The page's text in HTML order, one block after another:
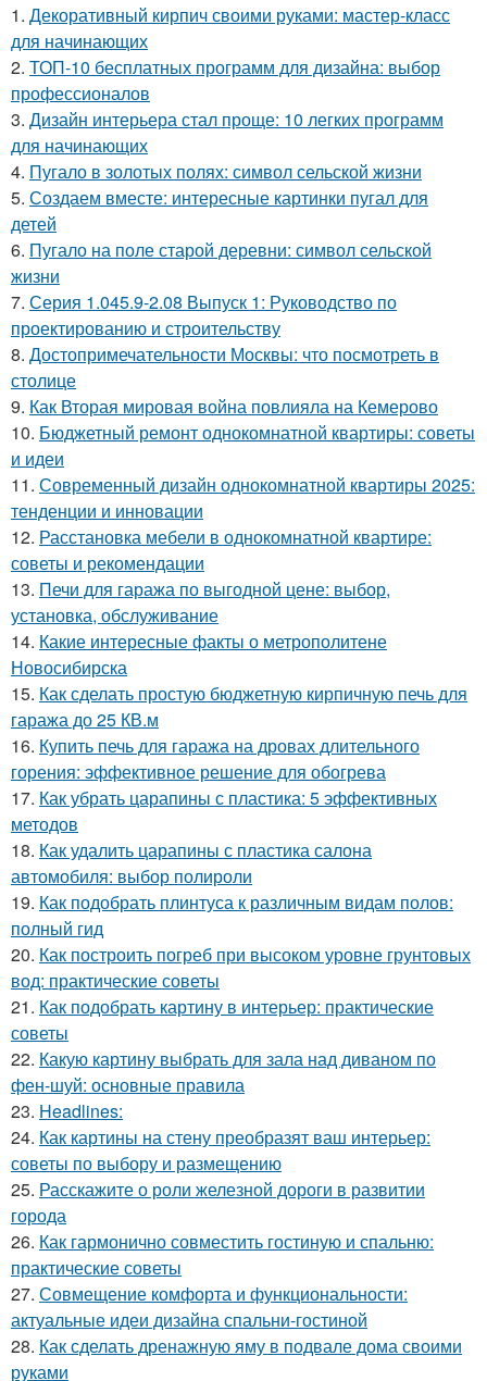
1. Декоративный кирпич своими руками: мастер-класс
для начинающих
2. ТОП-10 бесплатных программ для дизайна: выбор
профессионалов
3. Дизайн интерьера стал проще: 10 легких программ
для начинающих
4. Пугало в золотых полях: символ сельской жизни
5. Создаем вместе: интересные картинки пугал для
детей
6. Пугало на поле старой деревни: символ сельской
жизни
7. Серия 1.045.9-2.08 Выпуск 1: Руководство по
проектированию и строительству
8. Достопримечательности Москвы: что посмотреть в
столице
9. Как Вторая мировая война повлияла на Кемерово
10. Бюджетный ремонт однокомнатной квартиры: советы
и идеи
11. Современный дизайн однокомнатной квартиры 2025:
тенденции и инновации
12. Расстановка мебели в однокомнатной квартире:
советы и рекомендации
13. Печи для гаража по выгодной цене: выбор,
установка, обслуживание
14. Какие интересные факты о метрополитене
Новосибирска
15. Как сделать простую бюджетную кирпичную печь для
гаража до 25 КВ.м
16. Купить печь для гаража на дровах длительного
горения: эффективное решение для обогрева
17. Как убрать царапины с пластика: 5 эффективных
методов
18. Как удалить царапины с пластика салона
автомобиля: выбор полироли
19. Как подобрать плинтуса к различным видам полов:
полный гид
20. Как построить погреб при высоком уровне грунтовых
вод: практические советы
21. Как подобрать картину в интерьер: практические
советы
22. Какую картину выбрать для зала над диваном по
фен-шуй: основные правила
23. Headlines:
24. Как картины на стену преобразят ваш интерьер:
советы по выбору и размещению
25. Расскажите о роли железной дороги в развитии
города
26. Как гармонично совместить гостиную и спальню:
практические советы
27. Совмещение комфорта и функциональности:
актуальные идеи дизайна спальни-гостиной
28. Как сделать дренажную яму в подвале дома своими
руками